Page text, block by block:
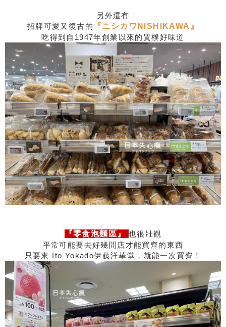
另外還有
招牌可愛又復古的
『ニシカワ NISHIKAWA 』
吃得到自1947年創業以來的質樸好味道
『零食泡麵區』 也很壯觀
平常可能要去好幾間店才能買齊的東西
只要來 Ito Yokado伊藤洋華堂，就能一次買齊！